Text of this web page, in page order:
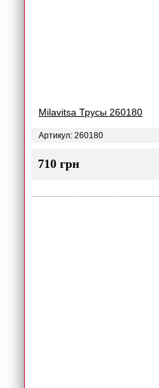
Milavitsa Трусы 260180
Артикул: 260180
710 грн